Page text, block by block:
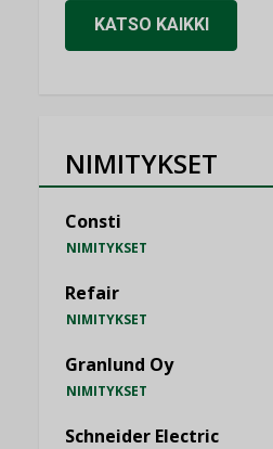
KATSO KAIKKI
NIMITYKSET
Consti
NIMITYKSET
Refair
NIMITYKSET
Granlund Oy
NIMITYKSET
Schneider Electric